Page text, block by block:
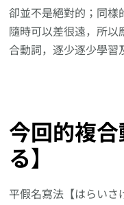
卻並不是絕對的；同樣
隨時可以差很遠，所
合動詞，逐少逐少學習
今回的複
る】
平假名寫法【はらいさ